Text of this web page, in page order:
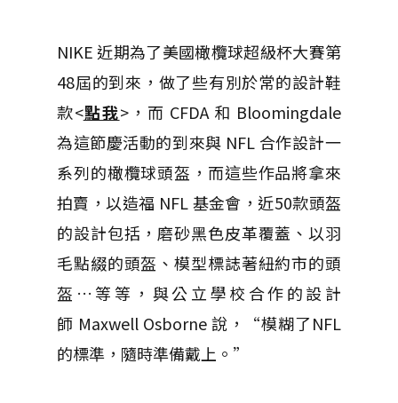
NIKE 近期為了美國橄欖球超級杯大賽第
48屆的到來，做了些有別於常的設計鞋
款<點我>，而 CFDA 和 Bloomingdale
為這節慶活動的到來與 NFL 合作設計一
系列的橄欖球頭盔，而這些作品將拿來
拍賣，以造福 NFL 基金會，近50款頭盔
的設計包括，磨砂黑色皮革覆蓋、以羽
毛點綴的頭盔、模型標誌著紐約市的頭
盔…等等，與公立學校合作的設計
師 Maxwell Osborne說，“模糊了NFL
的標準，隨時準備戴上。”